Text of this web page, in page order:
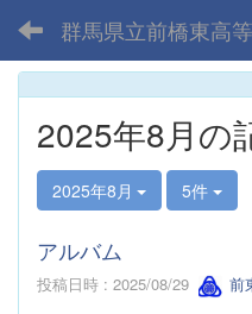
群馬県立前橋東高
2025年8月の
2025年8月 5件
アルバム
投稿日時 : 2025/08/29 前